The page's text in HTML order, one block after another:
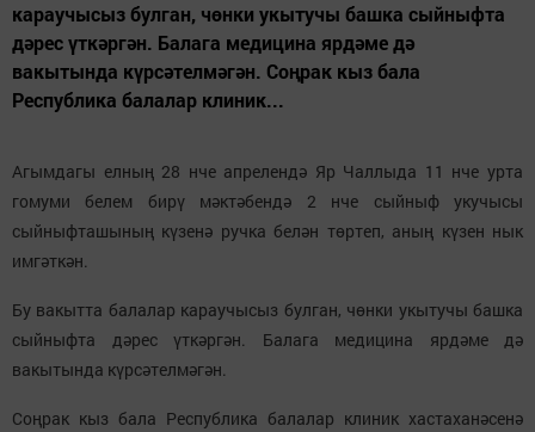
караучысыз булган, чөнки укытучы башка сыйныфта
дәрес үткәргән. Балага медицина ярдәме дә
вакытында күрсәтелмәгән. Соңрак кыз бала
Республика балалар клиник...
Агымдагы елның 28 нче апрелендә Яр Чаллыда 11 нче урта
гомуми белем бирү мәктәбендә 2 нче сыйныф укучысы
сыйныфташының күзенә ручка белән төртеп, аның күзен нык
имгәткән.
Бу вакытта балалар караучысыз булган, чөнки укытучы башка
сыйныфта дәрес үткәргән. Балага медицина ярдәме дә
вакытында күрсәтелмәгән.
Соңрак кыз бала Республика балалар клиник хастаханәсенә